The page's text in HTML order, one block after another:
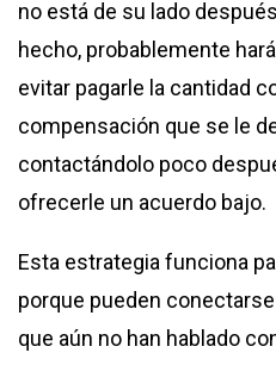
no está de su lado
hecho, probablemente
evitar pagarle la cantidad
compensación que se le
contactándolo poco
ofrecerle un acuerdo bajo.
Esta estrategia funciona
porque pueden
que aún no han hablado